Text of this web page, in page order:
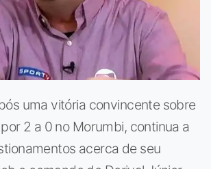
uma vitória convincente sobre
2 a 0 no Morumbi, continua a
acerca de seu